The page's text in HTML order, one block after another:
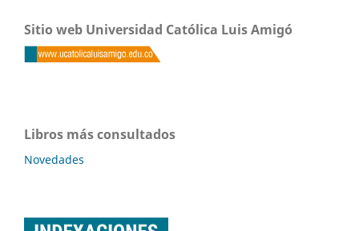
Sitio web Universidad Católica Luis Amigó
Libros más consultados
Novedades